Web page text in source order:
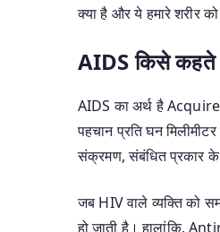
क्या है और ये हमारे शरीर
AIDSकिसे कहते
AIDS का अर्थ है
पहचान प्रति घन
संक्रमण, संबंधित प्रकार
जब HIV वाले व्यक्ति को
हो जाती है। हालांकि,